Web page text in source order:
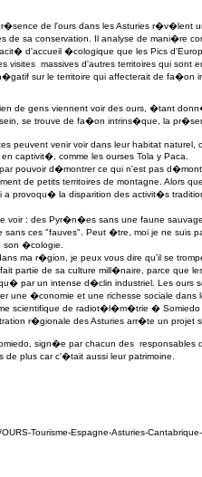
de l'ours dans les Asturies r�v�lent
sa conservation. Il analyse de mani�re
d'accueil �cologique que les Pics
visites massives d'autres territoires qui sont
sur le territoire qui affecterait de fa�on
de gens viennent voir des ours, �tant
se trouve de fa�on intrins�que, la
peuvent venir voir dans leur habitat naturel,
captivit�, comme les ourses Tola y Paca.
pouvoir d�montrer ce qui n'est pas
de petits territoires de montagne. Alors
provoqu� la disparition des activit�s
voir : des Pyr�n�es sans une faune
ces "fauves". Peut �tre, moi je ne suis
�cologie.
ma r�gion, je peux vous dire qu'il se
partie de sa culture mill�naire, parce que
par un intense d�clin industriel. Les ours
�conomie et une richesse sociale dans
scientifique de radiot�l�m�trie � Somiedo
r�gionale des Asturies arr�te un projet
sign�e par chacun des responsables
plus car c'�tait aussi leur patrimoine.
Tourisme-Espagne-Asturies-